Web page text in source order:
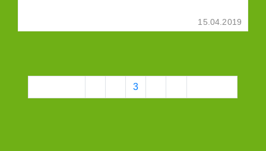
15.04.2019
3